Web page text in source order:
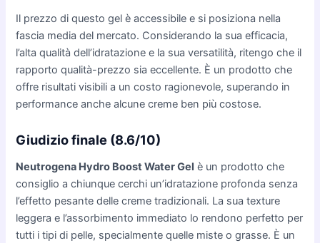
Il prezzo di questo gel è accessibile e si posiziona nella
fascia media del mercato. Considerando la sua efficacia,
l’alta qualità dell’idratazione e la sua versatilità, ritengo che il
rapporto qualità-prezzo sia eccellente. È un prodotto che
offre risultati visibili a un costo ragionevole, superando in
performance anche alcune creme ben più costose.
Giudizio finale (8.6/10)
Neutrogena Hydro Boost Water Gel è un prodotto che
consiglio a chiunque cerchi un’idratazione profonda senza
l’effetto pesante delle creme tradizionali. La sua texture
leggera e l’assorbimento immediato lo rendono perfetto per
tutti i tipi di pelle, specialmente quelle miste o grasse. È un